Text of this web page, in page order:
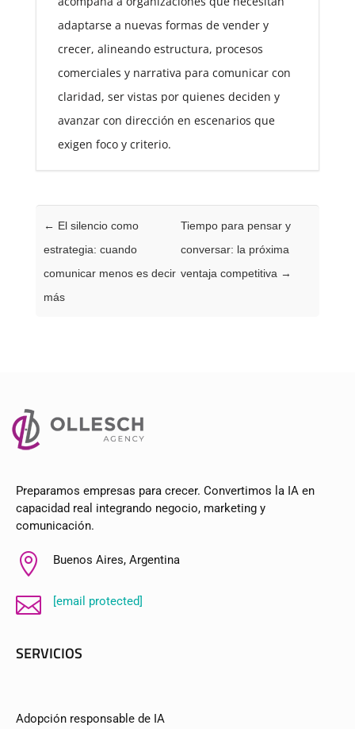
adaptarse a nuevas formas de vender y
crecer, alineando estructura, procesos
comerciales y narrativa para comunicar con
claridad, ser vistas por quienes deciden y
avanzar con dirección en escenarios que
exigen foco y criterio.
← El silencio como
estrategia: cuando
comunicar menos es decir
más
Tiempo para pensar y
conversar: la próxima
ventaja competitiva →
Preparamos empresas para crecer. Convertimos la IA en
capacidad real integrando negocio, marketing y
comunicación.
 Buenos Aires, Argentina
 [email protected]
SERVICIOS
Adopción responsable de IA